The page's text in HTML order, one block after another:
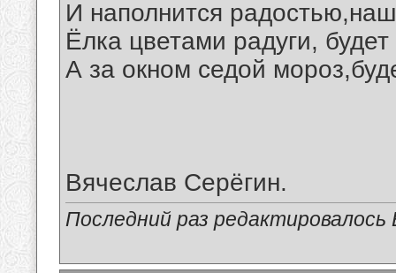
И наполнится
Ёлка цветами радуги,
А за окном седой
Вячеслав Серёгин.
Последний раз